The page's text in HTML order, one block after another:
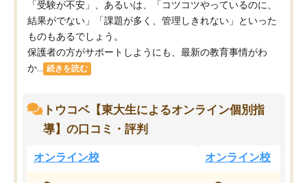
「受験が不安」、あるいは、「コツコツやっているのに、
結果がでない」「課題が多く、管理しきれない」といった
ものもあるでしょう。
保護者の方がサポートしようにも、最新の教育事情がわ
か...
続きを読む
トウコベ【東大生によるオンライン個別指
導】の口コミ・評判
オンライン校 オンライン校